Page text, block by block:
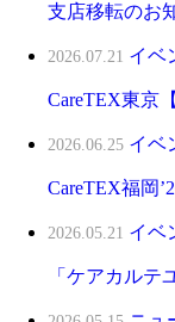
支店移転のお
2026.07.21 イベ
CareTEX東京
2026.06.25 イベ
CareTEX福岡
2026.05.21 イベ
「ケアカルテ